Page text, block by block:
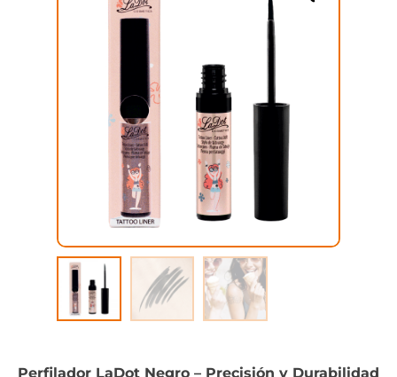
Perfilador LaDot Negro – Precisión y Durabilidad